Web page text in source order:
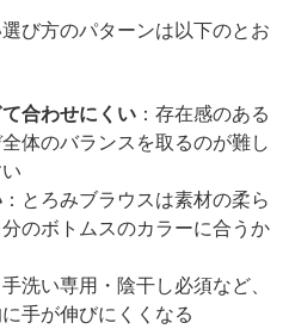
び方のパターンは以下のとお
合わせにくい ：存在感のある
体のバランスを取るのが難し
：とろみブラウスは素材の柔ら
のボトムスのカラーに合うか
手洗い専用・陰干し必須など、
手が伸びにくくなる